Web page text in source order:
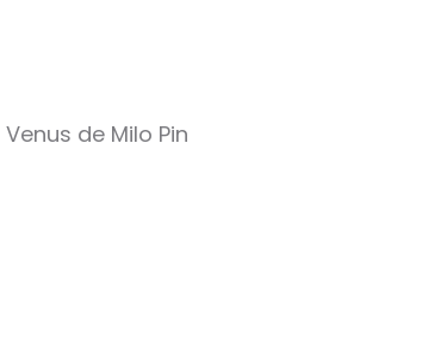
Venus de Milo Pin